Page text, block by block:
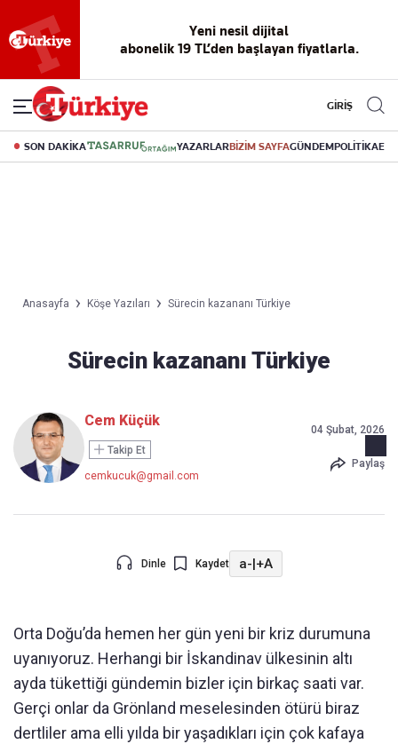
Yeni nesil dijital
abonelik 19 TL’den başlayan fiyatlarla.
GİRİŞ
SON DAKİKA YAZARLARBİZİM SAYFAGÜNDEMPOLİTİKA
Anasayfa Köşe Yazıları Sürecin kazananı Türkiye
Sürecin kazananı Türkiye
Cem Küçük
Takip Et
cemkucuk@gmail.com
04 Şubat, 2026
Paylaş
Dinle Kaydet a-|+A
Orta Doğu’da hemen her gün yeni bir kriz durumuna
uyanıyoruz. Herhangi bir İskandinav ülkesinin altı
ayda tükettiği gündemin bizler için birkaç saati var.
Gerçi onlar da Grönland meselesinden ötürü biraz
dertliler ama elli yılda bir yaşadıkları için çok kafaya